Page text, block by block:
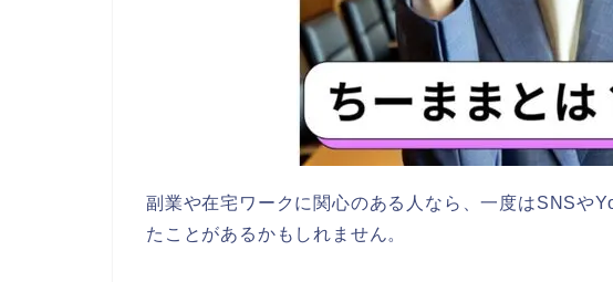
副業や在宅ワークに関心のある人なら、一度はSNSや
たことがあるかもしれません。